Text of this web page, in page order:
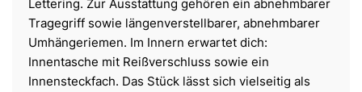
Lettering. Zur Ausstattung gehören ein abnehmbarer
Tragegriff sowie längenverstellbarer, abnehmbarer
Umhängeriemen. Im Innern erwartet dich:
Innentasche mit Reißverschluss sowie ein
Innensteckfach. Das Stück lässt sich vielseitig als